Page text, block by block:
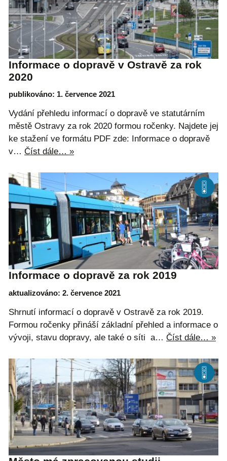
Informace o dopravě v Ostravě za rok
2020
publikováno: 1. července 2021
Vydání přehledu informací o dopravě ve statutárním
městě Ostravy za rok 2020 formou ročenky. Najdete jej
ke stažení ve formátu PDF zde: Informace o dopravě
v… Číst dále… »
Informace o dopravě za rok 2019
aktualizováno: 2. července 2021
Shrnutí informací o dopravě v Ostravě za rok 2019.
Formou ročenky přináší základní přehled a informace o
vývoji, stavu dopravy, ale také o síti a… Číst dále… »